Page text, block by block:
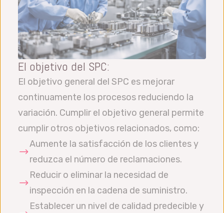
El objetivo del SPC:
El objetivo general del SPC es mejorar
continuamente los procesos reduciendo la
variación. Cumplir el objetivo general permite
cumplir otros objetivos relacionados, como:
Aumente la satisfacción de los clientes y
reduzca el número de reclamaciones.
Reducir o eliminar la necesidad de
inspección en la cadena de suministro.
Establecer un nivel de calidad predecible y